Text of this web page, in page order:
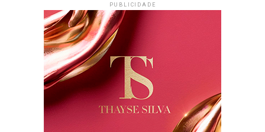
Atrações:Transmissão dos jogos da Seleção Brasileira,
samba e programação cultural
PUBLICIDADE
Acompanhe a Maricá Web TV nas redes sociais
PUBLICIDADE